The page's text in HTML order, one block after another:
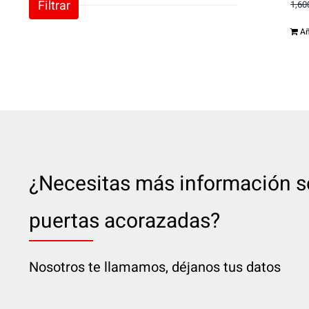
Filtrar
¿Necesitas más información
puertas acorazadas?
Nosotros te llamamos, déjanos tus datos